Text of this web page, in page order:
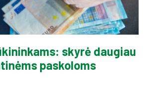
skyrė daugiau
paskoloms